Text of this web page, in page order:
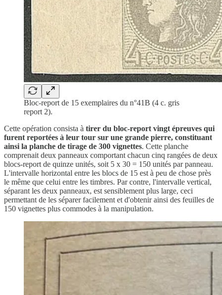
Bloc-report de 15 exemplaires du n°41B (4 c. gris
report 2).
Cette opération consista à tirer du bloc-report vingt épreuves qui
furent reportées à leur tour sur une grande pierre, constituant
ainsi la planche de tirage de 300 vignettes. Cette planche
comprenait deux panneaux comportant chacun cinq rangées de deux
blocs-report de quinze unités, soit 5 x 30 = 150 unités par panneau.
L'intervalle horizontal entre les blocs de 15 est à peu de chose près
le même que celui entre les timbres. Par contre, l'intervalle vertical,
séparant les deux panneaux, est sensiblement plus large, ceci
permettant de les séparer facilement et d'obtenir ainsi des feuilles de
150 vignettes plus commodes à la manipulation.